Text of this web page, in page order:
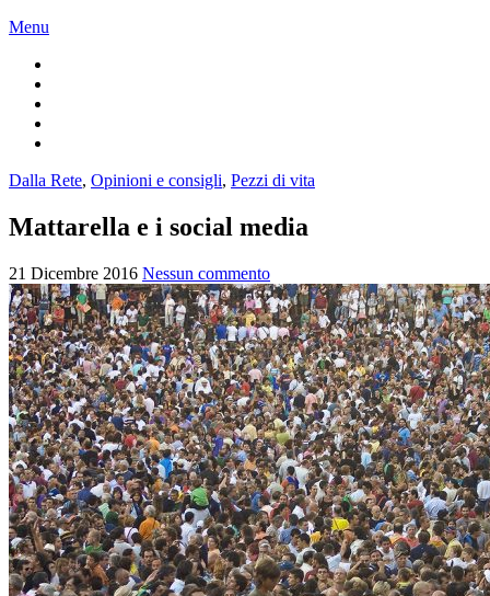
Menu
Dalla Rete, Opinioni e consigli, Pezzi di vita
Mattarella e i social media
21 Dicembre 2016 Nessun commento